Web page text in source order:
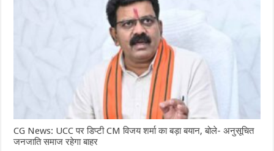
CG News: UCC पर डिप्टी CM विजय शर्मा का बड़ा बयान, बोले- अनुसूचित
जनजाति समाज रहेगा बाहर